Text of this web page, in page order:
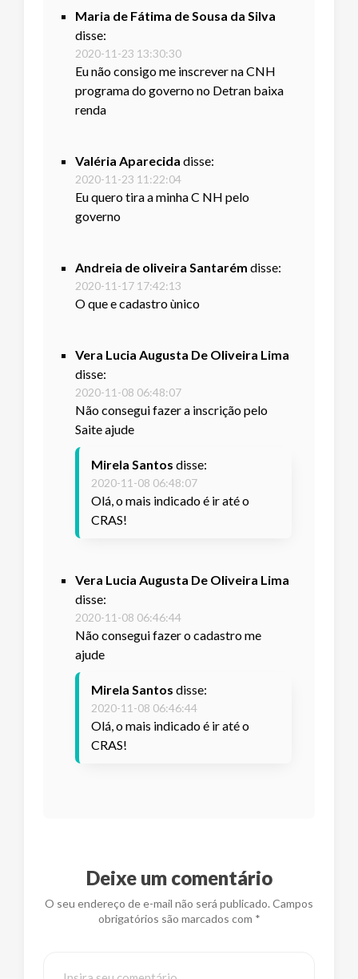
Maria de Fátima de Sousa da Silva
disse:
2020-11-23 13:30:30
Eu não consigo me inscrever na CNH
programa do governo no Detran baixa
renda
Valéria Aparecida disse:
2020-11-23 11:22:04
Eu quero tira a minha C NH pelo
governo
Andreia de oliveira Santarém disse:
2020-11-17 17:42:13
O que e cadastro ùnico
Vera Lucia Augusta De Oliveira Lima
disse:
2020-11-08 06:48:07
Não consegui fazer a inscrição pelo
Saite ajude
Mirela Santos disse:
2020-11-08 06:48:07
Olá, o mais indicado é ir até o
CRAS!
Vera Lucia Augusta De Oliveira Lima
disse:
2020-11-08 06:46:44
Não consegui fazer o cadastro me
ajude
Mirela Santos disse:
2020-11-08 06:46:44
Olá, o mais indicado é ir até o
CRAS!
Deixe um comentário
O seu endereço de e-mail não será publicado. Campos
obrigatórios são marcados com *